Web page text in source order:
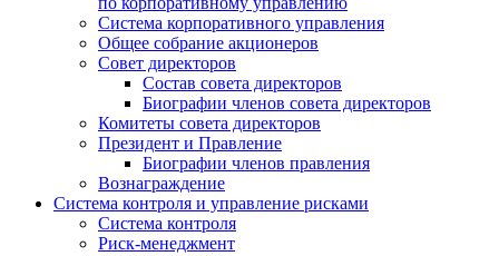
Система корпоративного управления
Общее собрание акционеров
Совет директоров
Состав совета директоров
Биографии членов совета директоров
Комитеты совета директоров
Президент и Правление
Биографии членов правления
Вознаграждение
Система контроля и управление рисками
Система контроля
Риск-менеджмент